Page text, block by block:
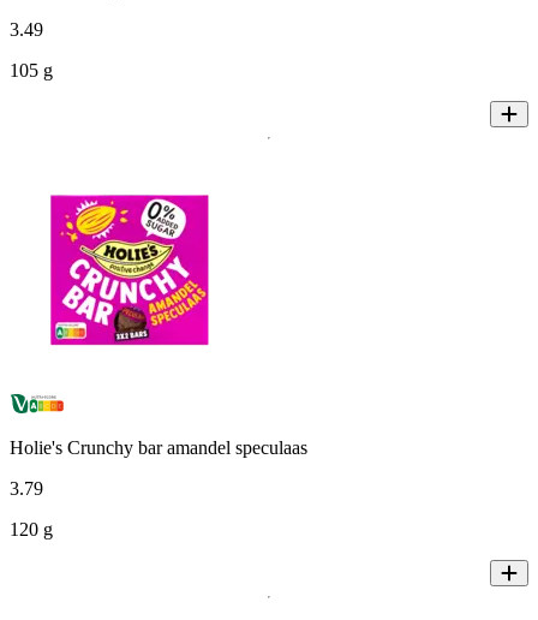
3.49
105 g
Holie's Crunchy bar amandel speculaas
3.79
120 g